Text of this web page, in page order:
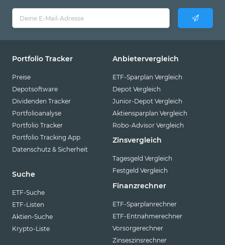
Portfolio Tracker
Preise
Depotsoftware
Dividenden Tracker
Portfolioanalyse
Portfolio Tracker
Portfolio Tracking App
Datenschutz & Sicherheit
Suche
ETF-Suche
ETF-Listen
Aktien-Suche
Krypto-Liste
Anbietervergleich
ETF-Sparplan Vergleich
Depot Vergleich
Junior-Depot Vergleich
Aktiensparplan Vergleich
Robo-Advisor Vergleich
Zinsvergleich
Tagesgeld Vergleich
Festgeld Vergleich
Finanzrechner
ETF-Sparplanrechner
ETF-Entnahmerechner
Vorsorgerechner
Zinseszinsrechner